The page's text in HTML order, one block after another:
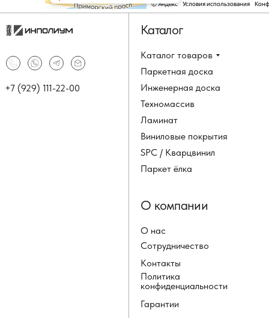
Каталог товаров
Паркетная доска
Инженерная доска
Техномассив
+7 (929) 111-22-00
Каталог
Ламинат
Виниловые покрытия
SPC / Кварцвинил
Паркет ёлка
О нас
Сотрудничество
Контакты
Политика
конфиденциальности
О компании
Гарантии